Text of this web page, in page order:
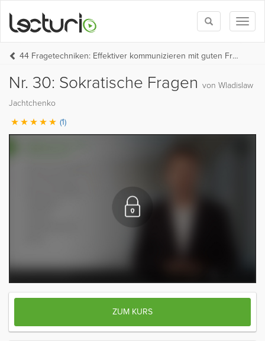
Toggle
search
44 Fragetechniken: Effektiver kommunizieren mit guten Fragen
Nr. 30: Sokratische Fragen von Wladislaw
Jachtchenko
(1)
ZUM KURS